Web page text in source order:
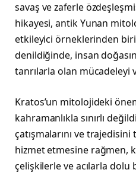
savaş ve zaferle
hikayesi, antik Yunan
etkileyici örneklerinden
denildiğinde, insan
tanrılarla olan mücadeleyi
Kratos’un mitolojideki
kahramanlıkla sınırlı
çatışmalarını ve trajedisini
hizmet etmesine rağmen,
çelişkilerle ve acılarla dolu